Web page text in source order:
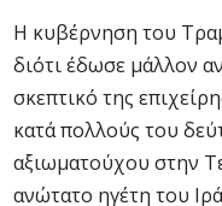
Η κυβέρνηση του
διότι έδωσε μάλλον
σκεπτικό της
κατά πολλούς του
αξιωματούχου στην
ανώτατο ηγέτη του